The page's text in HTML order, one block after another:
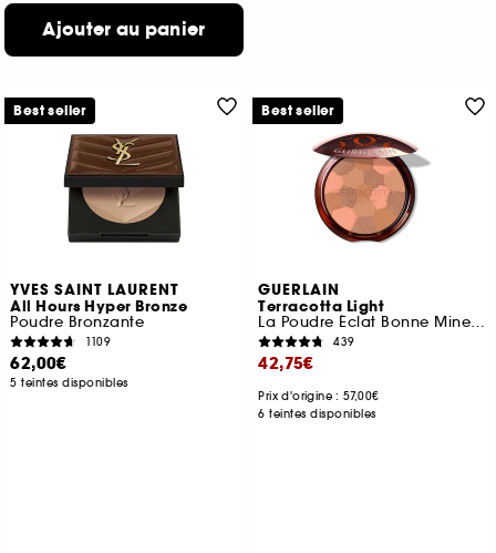
Ajouter au panier
YVES SAINT LAURENT
All Hours Hyper Bronze
Poudre Bronzante
1109
62,00€
5 teintes disponibles
Best seller
GUERLAIN
Terracotta Light
La Poudre Éclat Bonne Mine Naturelle
439
42,75€
Prix d'origine : 57,00€
6 teintes disponibles
Best seller